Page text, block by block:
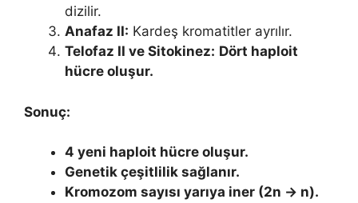
dizilir.
Anafaz II: Kardeş kromatitler ayrılır.
Telofaz II ve Sitokinez: Dört haploit
hücre oluşur.
Sonuç:
4 yeni haploit hücre oluşur.
Genetik çeşitlilik sağlanır.
Kromozom sayısı yarıya iner (2n → n).